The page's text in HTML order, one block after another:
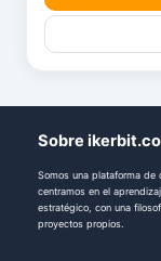
Sobre
Somos una plataforma de
centramos en el
estratégico, con una
proyectos propios.